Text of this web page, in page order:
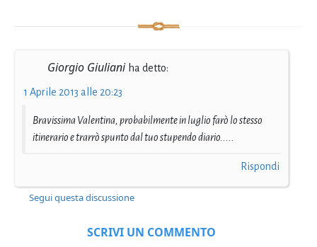
Giorgio Giuliani ha detto:
1 Aprile 2013 alle 20:23
Bravissima Valentina, probabilmente in luglio farò lo stesso
itinerario e trarrò spunto dal tuo stupendo diario.....
Rispondi
Segui questa discussione
SCRIVI UN COMMENTO